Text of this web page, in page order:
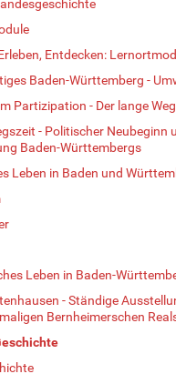
Entdecken:
Baden-Württemberg -
Partizipation - Der lange
- Politischer Neubeginn
Baden-Württembergs
Leben in Baden und
Leben in Baden-
- Ständige
Bernheimerschen